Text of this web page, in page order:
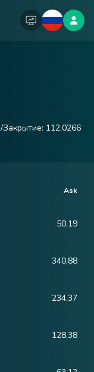
/Закрытие: 112,0266
Ask
50,19
340,88
234,37
128,38